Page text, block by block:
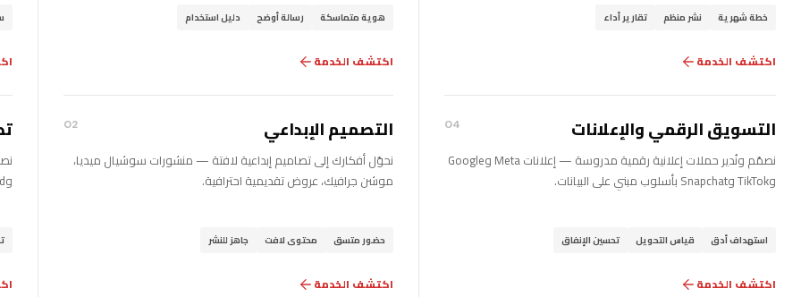
خطة شهرية نشر منظم تقارير أداء
اكتشف الخدمة
التسويق الرقمي والإعلانات 04
نصمّم ونُدير حملات إعلانية رقمية مدروسة — إعلانات Meta وGoogle
وTikTok وSnapchat بأسلوب مبني على البيانات.
استهداف أدق قياس التحويل تحسين الإنفاق
اكتشف الخدمة
هوية متماسكة رسالة أوضح دليل استخدام
اكتشف الخدمة
التصميم الإبداعي 02
نحوّل أفكارك إلى تصاميم إبداعية لافتة — منشورات سوشيال ميديا،
موشن جرافيك، عروض تقديمية احترافية.
حضور متسق محتوى لافت جاهز للنشر
اكتشف الخدمة
وAndroid — من الفكرة إلى النشر في المتجر.